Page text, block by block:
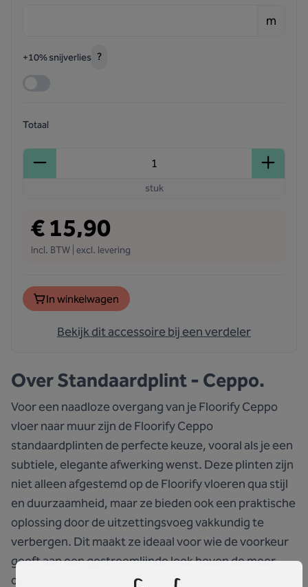
m
+10% snijverlies ?
Totaal
stuk
€ 15,90
Incl. BTW | excl. levering
In winkelwagen
Bekijk dit accessoire bij een verdeler
OverStandaardplint - Ceppo.
Voor een naadloze overgang van je Floorify Ceppo
vloer naar muur zijn de Floorify Ceppo
standaardplinten de perfecte keuze, vooral als je een
subtiele, elegante afwerking wenst. Deze plinten zijn
niet alleen afgestemd op de Floorify vloeren qua stijl
en duurzaamheid, maar ze bieden ook een praktische
oplossing door de uitzettingsvoeg vakkundig te
verbergen. Dit maakt ze ideaal voor wie de voorkeur
geeft aan een gestroomlijnde look boven de meer
opvallende uitstraling van hoge plinten. Kies voor